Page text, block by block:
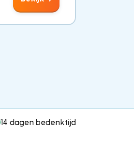
14 dagen bedenktijd